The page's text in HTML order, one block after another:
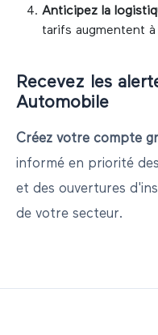
Anticipez la
tarifs augmentent
Recevez les
Automobile
Créez votre compte
informé en priorité
et des ouvertures
de votre secteur.